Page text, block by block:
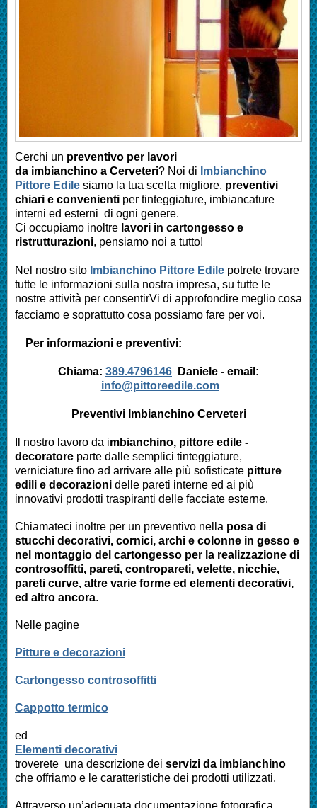
Cerchi un preventivo per lavori
da imbianchino a Cerveteri? Noi di Imbianchino
Pittore Edile siamo la tua scelta migliore, preventivi
chiari e convenienti per tinteggiature, imbiancature
interni ed esterni di ogni genere.
Ci occupiamo inoltre lavori in cartongesso e
ristrutturazioni, pensiamo noi a tutto!
Nel nostro sito Imbianchino Pittore Edile potrete trovare
tutte le informazioni sulla nostra impresa, su tutte le
nostre attività per consentirVi di approfondire meglio cosa
facciamo e soprattutto cosa possiamo fare per voi.
Per informazioni e preventivi:
Chiama: 389.4796146 Daniele - email:
info@pittoreedile.com
Preventivi Imbianchino Cerveteri
Il nostro lavoro da imbianchino, pittore edile -
decoratore parte dalle semplici tinteggiature,
verniciature fino ad arrivare alle più sofisticate pitture
edili e decorazioni delle pareti interne ed ai più
innovativi prodotti traspiranti delle facciate esterne.
Chiamateci inoltre per un preventivo nella posa di
stucchi decorativi, cornici, archi e colonne in gesso e
nel montaggio del cartongesso per la realizzazione di
controsoffitti, pareti, contropareti, velette, nicchie,
pareti curve, altre varie forme ed elementi decorativi,
ed altro ancora.
Nelle pagine
Pitture e decorazioni
Cartongesso controsoffitti
Cappotto termico
ed
Elementi decorativi
troverete una descrizione dei servizi da imbianchino
che offriamo e le caratteristiche dei prodotti utilizzati.
Attraverso un’adeguata documentazione fotografica,